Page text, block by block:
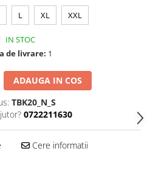
L XL XXL
IN STOC
de livrare: 1
ADAUGA IN COS
TBK20_N_S
0722211630
Cere informatii